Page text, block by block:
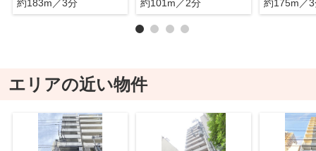
約183m／3分
約101m／2分
約175m／
エリアの近い物件